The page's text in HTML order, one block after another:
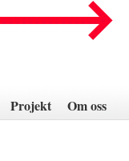
Projekt Om oss